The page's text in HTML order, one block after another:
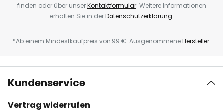
finden oder über unserKontaktformular. Weitere Informationen
erhalten Sie in derDatenschutzerklärung.
*Ab einem Mindestkaufpreis von 99 €. AusgenommeneHersteller.
Kundenservice
Vertrag widerrufen